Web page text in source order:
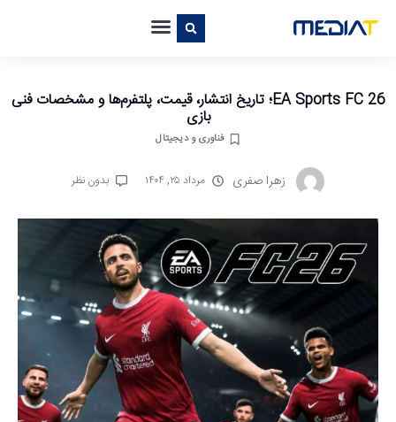
EA Sports FC 26؛ تاریخ انتشار، قیمت، پلتفرم‌ها و مشخصات فنی
بازی
فناوری و دیجیتال
زهرا صفری مرداد ۲۵, ۱۴۰۴ بدون نظر